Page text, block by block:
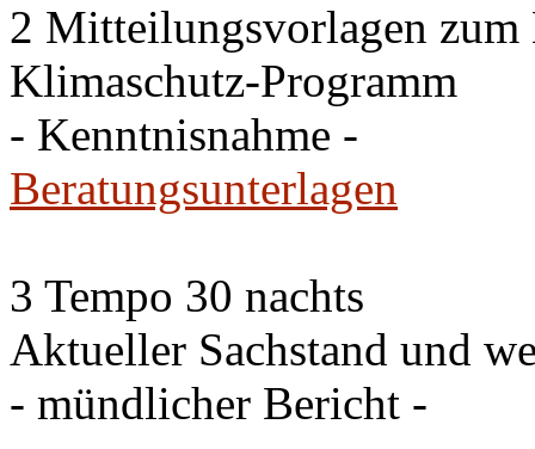
2 Mitteilungsvorlagen zum
Klimaschutz-Programm
- Kenntnisnahme -
Beratungsunterlagen
3 Tempo 30 nachts
Aktueller Sachstand und
- mündlicher Bericht -